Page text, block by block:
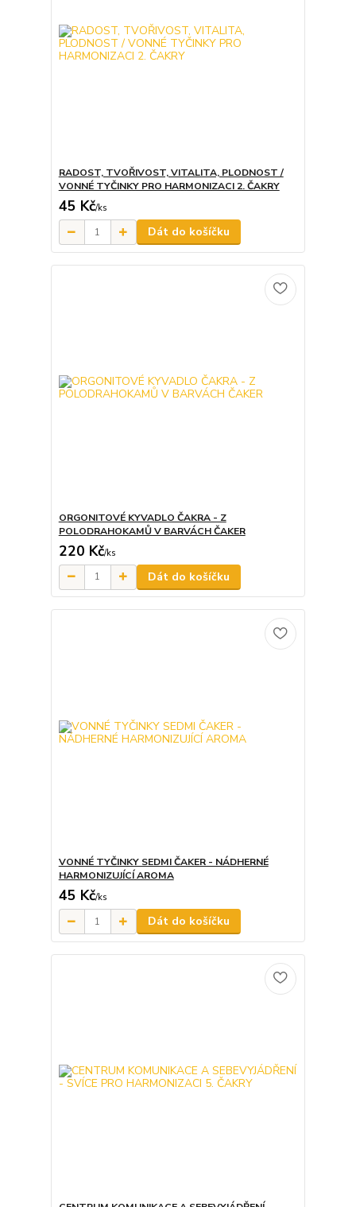
RADOST, TVOŘIVOST, VITALITA, PLODNOST /
VONNÉ TYČINKY PRO HARMONIZACI 2. ČAKRY
45 Kč/ks
Dát do košíčku
ORGONITOVÉ KYVADLO ČAKRA - Z
POLODRAHOKAMŮ V BARVÁCH ČAKER
220 Kč/ks
Dát do košíčku
VONNÉ TYČINKY SEDMI ČAKER - NÁDHERNÉ
HARMONIZUJÍCÍ AROMA
45 Kč/ks
Dát do košíčku